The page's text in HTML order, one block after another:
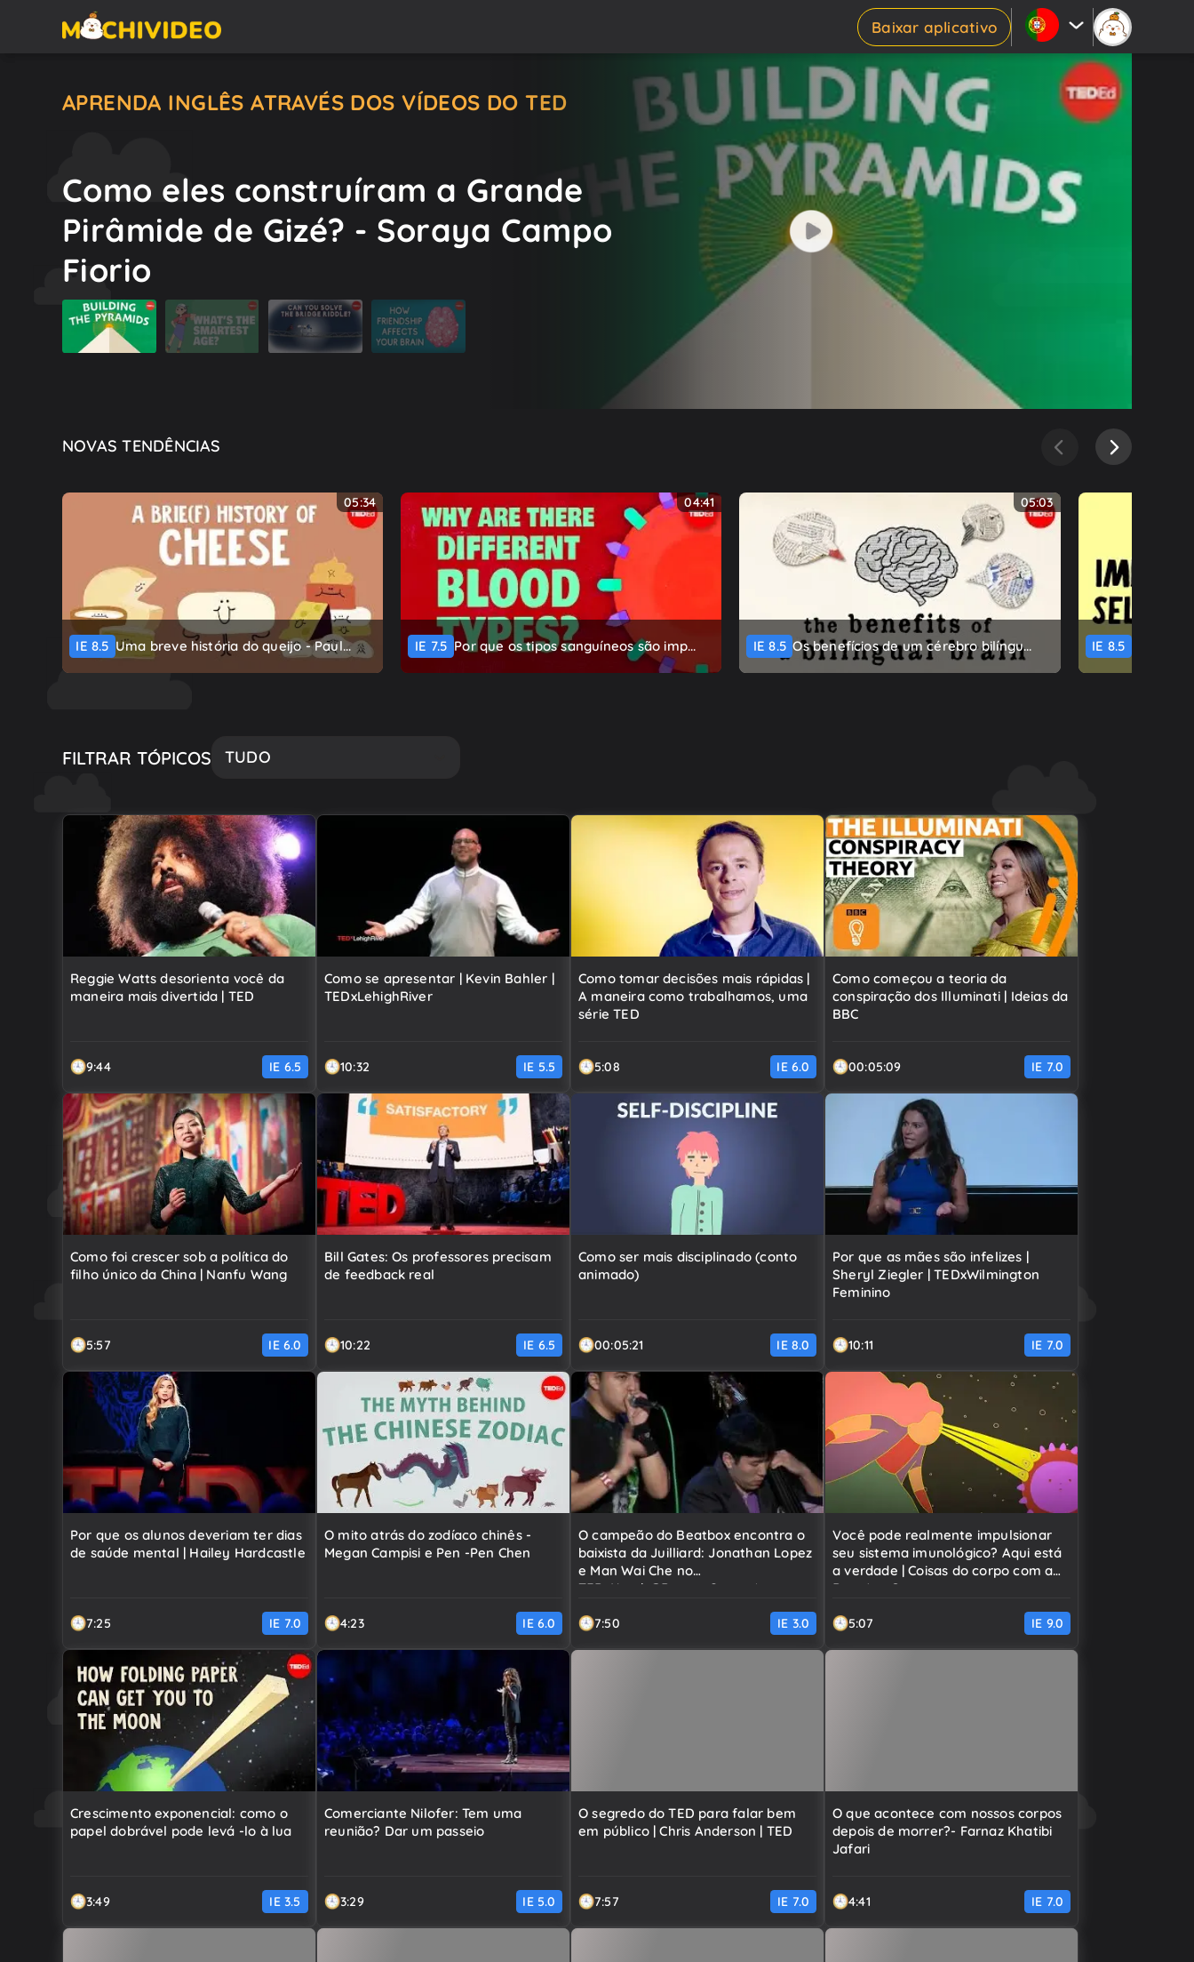
Baixar aplicativo
APRENDA INGLÊS ATRAVÉS DOS VÍDEOS DO TED
Como eles construíram a Grande
Pirâmide de Gizé? - Soraya Campo
Fiorio
NOVAS TENDÊNCIAS
IE 8.5 Uma breve história do queijo - Paul...
05:34
IE 7.5 Por que os tipos sanguíneos são imp...
04:41
IE8.5 Os benefícios de um cérebro bilíngu...
05:03
IE 8.5
FILTRAR TÓPICOS TUDO
Vídeos TED
Reggie Watts desorienta você da
maneira mais divertida | TED
9:44 IE 6.5
Como se apresentar | Kevin Bahler |
TEDxLehighRiver
10:32 IE 5.5
Como tomar decisões mais rápidas |
A maneira como trabalhamos, uma
série TED
5:08 IE 6.0
Como começou a teoria da
conspiração dos Illuminati | Ideias da
BBC
00:05:09 IE 7.0
Como foi crescer sob a política do
filho único da China | Nanfu Wang
5:57 IE 6.0
Bill Gates: Os professores precisam
de feedback real
10:22 IE 6.5
Como ser mais disciplinado (conto
animado)
00:05:21 IE 8.0
Por que as mães são infelizes |
Sheryl Ziegler | TEDxWilmington
Feminino
10:11 IE 7.0
Por que os alunos deveriam ter dias
de saúde mental | Hailey Hardcastle
7:25 IE 7.0
O mito atrás do zodíaco chinês -
Megan Campisi e Pen -Pen Chen
4:23 IE 6.0
O campeão do Beatbox encontra o
baixista da Juilliard: Jonathan Lopez
e Man Wai Che no
TEDxYouth@BeaconStreet *
7:50 IE 3.0
Você pode realmente impulsionar
seu sistema imunológico? Aqui está
a verdade | Coisas do corpo com a
Dra. Jen Gunter
5:07 IE 9.0
Crescimento exponencial: como o
papel dobrável pode levá -lo à lua
3:49 IE 3.5
Comerciante Nilofer: Tem uma
reunião? Dar um passeio
3:29 IE 5.0
O segredo do TED para falar bem
em público | Chris Anderson | TED
7:57 IE 7.0
O que acontece com nossos corpos
depois de morrer?- Farnaz Khatibi
Jafari
4:41 IE 7.0